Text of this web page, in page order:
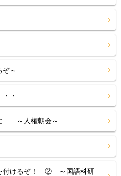
～
・
～人権朝会～
・
付けるぞ！ ② ～国語科研